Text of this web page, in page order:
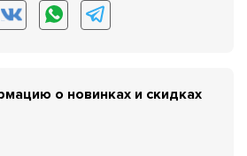
о новинках и скидках